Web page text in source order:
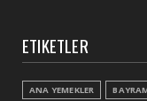
ETIKETLER
ANA YEMEKLER